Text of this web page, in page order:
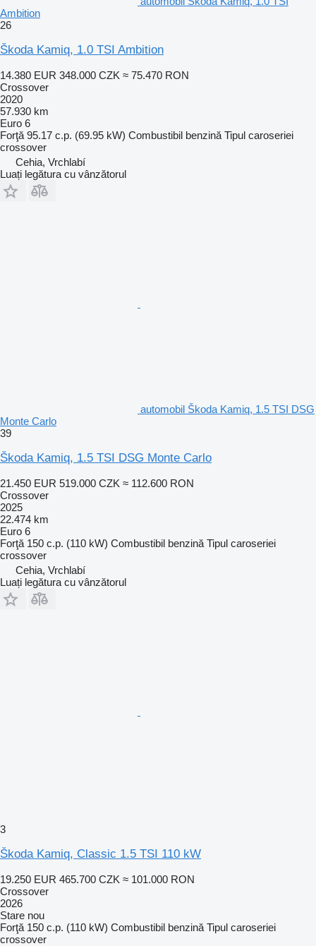
Ambition
26
Škoda Kamiq, 1.0 TSI Ambition
14.380 EUR 348.000 CZK ≈ 75.470 RON
Crossover
2020
57.930 km
Euro 6
Forţă 95.17 c.p. (69.95 kW) Combustibil benzină Tipul caroseriei
crossover
Cehia, Vrchlabí
Luați legătura cu vânzătorul
automobil Škoda Kamiq, 1.5 TSI DSG
Monte Carlo
39
Škoda Kamiq, 1.5 TSI DSG Monte Carlo
21.450 EUR 519.000 CZK ≈ 112.600 RON
Crossover
2025
22.474 km
Euro 6
Forţă 150 c.p. (110 kW) Combustibil benzină Tipul caroseriei
crossover
Cehia, Vrchlabí
Luați legătura cu vânzătorul
3
Škoda Kamiq, Classic 1.5 TSI 110 kW
19.250 EUR 465.700 CZK ≈ 101.000 RON
Crossover
2026
Stare nou
Forţă 150 c.p. (110 kW) Combustibil benzină Tipul caroseriei
crossover